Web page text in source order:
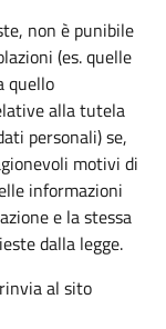
non è punibile
(es. quelle
quello
alla tutela
personali) se,
motivi di
informazioni
e la stessa
dalla legge.
al sito